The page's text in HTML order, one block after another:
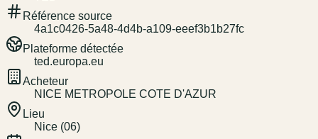
Référence source
4a1c0426-5a48-4d4b-a109-eeef3b1b27fc
Plateforme détectée
ted.europa.eu
Acheteur
NICE METROPOLE COTE D'AZUR
Lieu
Nice (06)